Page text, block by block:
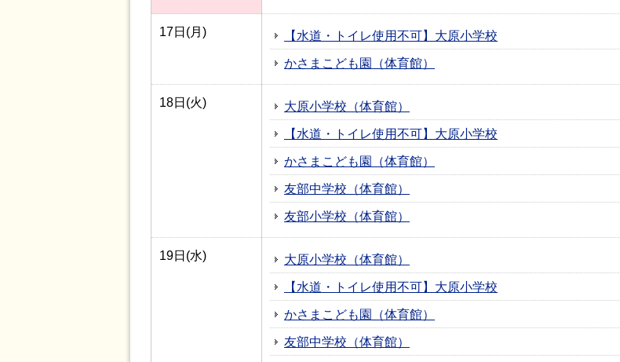
17日(月) 【水道・トイレ使用不可】大原小学校
かさまこども園（体育館）
18日(火) 大原小学校（体育館）
【水道・トイレ使用不可】大原小学校
かさまこども園（体育館）
友部中学校（体育館）
友部小学校（体育館）
19日(水) 大原小学校（体育館）
【水道・トイレ使用不可】大原小学校
かさまこども園（体育館）
友部中学校（体育館）